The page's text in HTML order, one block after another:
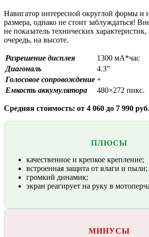
Навигатор интересной округлой формы и
размера, однако не стоит заблуждаться!
не показатель технических
очередь, на высоте.
Разрешение дисплея
1300 мА*час
Диагональ
4.3”
Голосовое сопровождение +
Емкость аккумулятора
480×272 пикс.
Средняя стоимость: от 4 060 до 7 990
ПЛЮСЫ
качественное и крепкое крепление;
встроенная защита от влаги и пыли;
громкий динамик;
экран реагирует на руку в
МИНУСЫ